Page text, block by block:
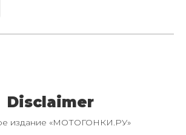
Disclaimer
издание «МОТОГОНКИ.РУ»